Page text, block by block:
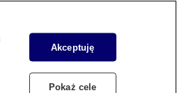
Akceptuję
Pokaż cele